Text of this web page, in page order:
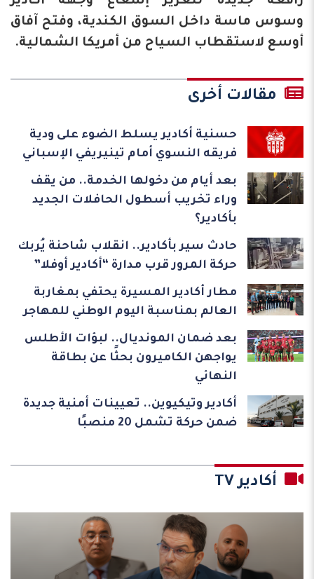
وسوس ماسة داخل السوق الكندية، وفتح آفاق
أوسع لاستقطاب السياح من أمريكا الشمالية.
مقالات أخرى
حسنية أكادير يسلط الضوء على ودية
فريقه النسوي أمام تينيريفي الإسباني
بعد أيام من دخولها الخدمة.. من يقف
وراء تخريب أسطول الحافلات الجديد
بأكادير؟
حادث سير بأكادير.. انقلاب شاحنة يُربك
حركة المرور قرب مدارة “أكادير أوفلا”
مطار أكادير المسيرة يحتفي بمغاربة
العالم بمناسبة اليوم الوطني للمهاجر
بعد ضمان المونديال.. لبؤات الأطلس
يواجهن الكاميرون بحثًا عن بطاقة
النهائي
أكادير وتيكيوين.. تعيينات أمنية جديدة
ضمن حركة تشمل 20 منصبًا
أكادير TV